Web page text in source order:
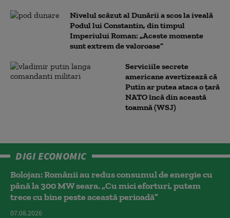
Nivelul scăzut al Dunării a scos la iveală
Podul lui Constantin, din timpul
Imperiului Roman: „Aceste momente
sunt extrem de valoroase”
Serviciile secrete
americane avertizează că
Putin ar putea ataca o țară
NATO încă din această
toamnă (WSJ)
DIGI ECONOMIC
Bolojan: Românii au redus consumul de energie cu
până la 300 MW seara. „Cu mici eforturi, putem
trece cu bine peste această perioadă”
07.08.2026